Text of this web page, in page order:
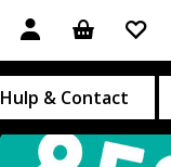
Hulp & Contact